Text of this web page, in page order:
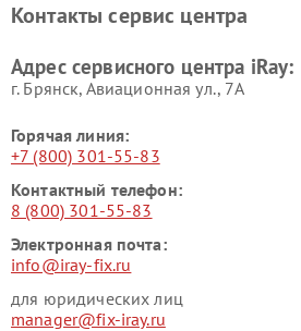
Контакты сервис центра
Адрес сервисного центра iRay:
г. Брянск, Авиационная ул., 7А
Горячая линия:
+7 (800) 301-55-83
Контактный телефон:
8 (800) 301-55-83
Электронная почта:
info@iray-fix.ru
для юридических лиц
manager@fix-iray.ru